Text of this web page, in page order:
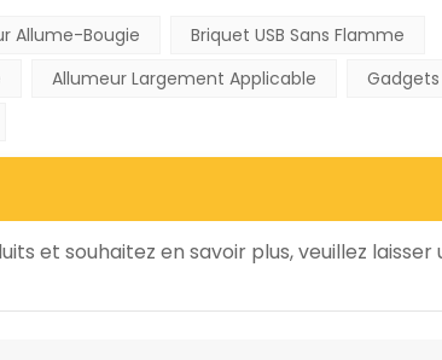
Allume-Bougie
Briquet USB Sans Flamme
Allumeur Largement Applicable
Gadgets
et souhaitez en savoir plus, veuillez laisser